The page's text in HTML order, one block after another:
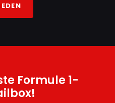
Formule 1-